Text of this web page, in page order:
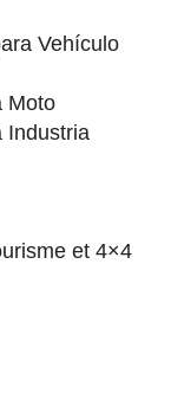
Vehículo
Moto
Industria
et 4×4